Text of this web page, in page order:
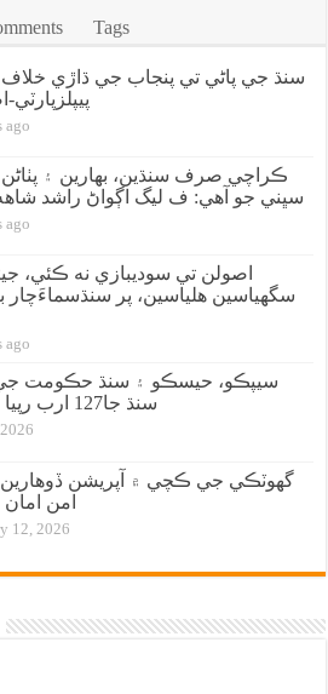
Tags
سنڌ جي پاڻي تي پنجاب جي ڌاڙي
ago
ڪراچي صرف سنڌين، بهارين ۽ پٺاڻن
سڀني جو آهي: ف ليگ اڳواڻ راشد
ago
سگهياسين هلياسين، پر سنڌسماءَچار
ago
سيپڪو، حيسڪو ۽ سنڌ حڪومت جي
سنڌ جا127 ارب رپيا ٻڏي ويا؟
گهوٽڪي جي ڪچي ۾ آپريشن
امن امان
12, 2026